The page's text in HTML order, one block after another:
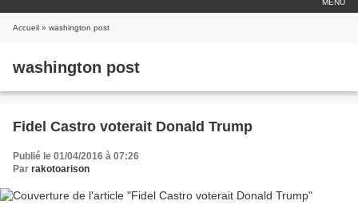
MENU
Accueil » washington post
washington post
Fidel Castro voterait Donald Trump
Publié le 01/04/2016 à 07:26
Par rakotoarison